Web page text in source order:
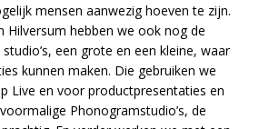
mensen aanwezig hoeven te zijn.
Hilversum hebben we ook nog de
een grote en een kleine, waar
kunnen maken. Die gebruiken we
Live en voor productpresentaties en
Phonogramstudio’s, de